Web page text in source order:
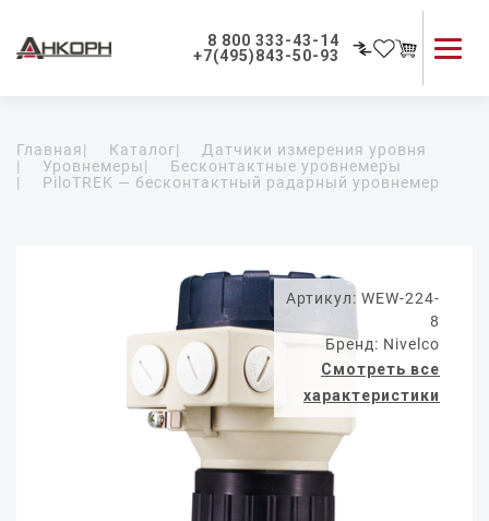
8 800 333-43-14
+7(495)843-50-93
Применение приборов
Как мы работаем
Главная| Каталог|
Датчики измерения уровня
|
Уровнемеры|
Бесконтактные уровнемеры
|
PiloTREK — бесконтактный радарный уровнемер
Артикул: WEW-224-
8
Бренд: Nivelco
Смотреть все
характеристики